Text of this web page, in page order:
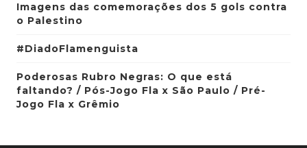
Imagens das comemorações dos 5 gols contra
o Palestino
#DiadoFlamenguista
Poderosas Rubro Negras: O que está
faltando? / Pós-Jogo Fla x São Paulo / Pré-
Jogo Fla x Grêmio